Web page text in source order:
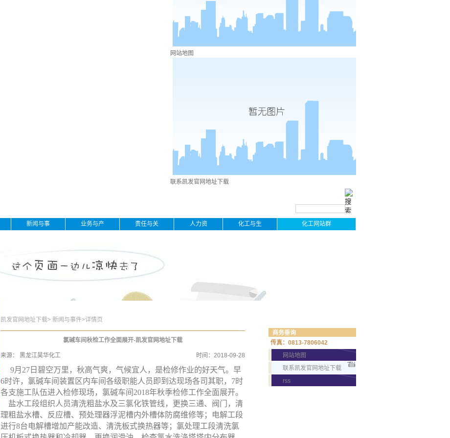
网站地图
联系凯发官网地址下载
新闻与事
业务与产
责任与关
人力资
化工与生
化工网站群
凯发官网地址下载> 新闻与事件>详情页
氯碱车间秋检工作全面展开-凯发官网地址下载
来源： 黑龙江昊华化工 时间： 2018-09-28
9月27日碧空万里，秋高气爽，气候宜人，是检修作业的好天气。早
6时许，氯碱车间装置区内车间各级职能人员即到达现场各司其职，7时
各支施工队伍进入检修现场，氯碱车间2018年秋季检修工作全面展开。
盐水工段组织人员清洗粗盐水及三氯化铁管线，更换三通、阀门，清
理粗盐水槽、反应槽、预处理器浮泥槽内外槽体防腐维修等；电解工段
进行8台电解槽增加产能改造、清洗板式换热器等；氯处理工段清洗氯
商务垂询
传真：0813-7806042
网站地图
联系凯发官网地址下载
rss